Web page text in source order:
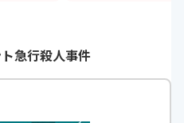
動で涙溢れました。
急行殺人事件